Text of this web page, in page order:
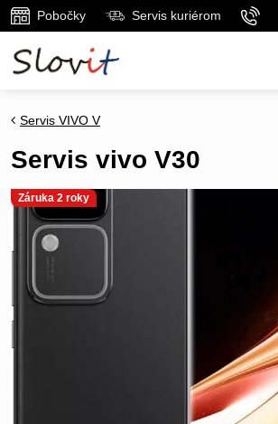
Pobočky Servis kuriérom
Záruka 2 roky
Servis VIVO V
Servis vivo V30